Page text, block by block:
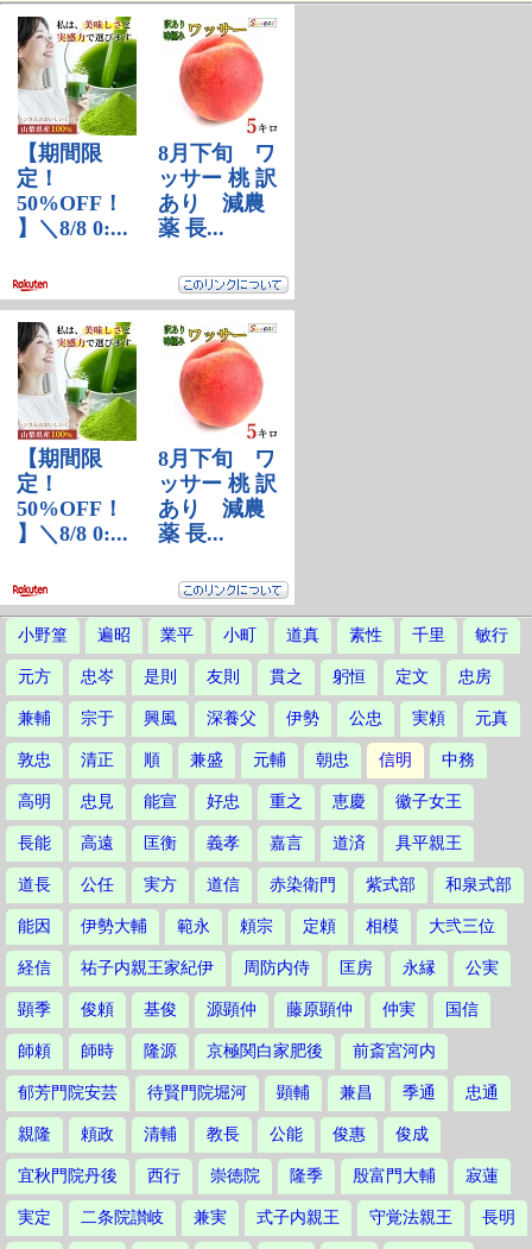
小野篁 遍昭 業平 小町 道真 素性 千里 敏行
元方 忠岑 是則 友則 貫之 躬恒 定文 忠房
兼輔 宗于 興風 深養父 伊勢 公忠 実頼 元真
敦忠 清正 順 兼盛 元輔 朝忠 信明 中務
高明 忠見 能宣 好忠 重之 恵慶 徽子女王
長能 高遠 匡衡 義孝 嘉言 道済 具平親王
道長 公任 実方 道信 赤染衛門 紫式部 和泉式部
能因 伊勢大輔 範永 頼宗 定頼 相模 大弐三位
経信 祐子内親王家紀伊 周防内侍 匡房 永縁 公実
顕季 俊頼 基俊 源顕仲 藤原顕仲 仲実 国信
師頼 師時 隆源 京極関白家肥後 前斎宮河内
郁芳門院安芸 待賢門院堀河 顕輔 兼昌 季通 忠通
親隆 頼政 清輔 教長 公能 俊惠 俊成
宜秋門院丹後 西行 崇徳院 隆季 殷富門大輔 寂蓮
実定 二条院讃岐 兼実 式子内親王 守覚法親王 長明